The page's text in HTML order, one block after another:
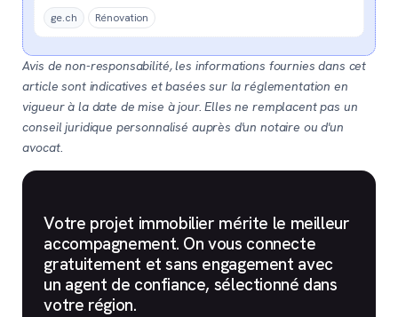
ge.ch Rénovation
Avis de non-responsabilité, les informations fournies dans cet
article sont indicatives et basées sur la réglementation en
vigueur à la date de mise à jour. Elles ne remplacent pas un
conseil juridique personnalisé auprès d'un notaire ou d'un
avocat.
Votre projet immobilier mérite le meilleur
accompagnement. On vous connecte
gratuitement et sans engagement avec
un agent de confiance, sélectionné dans
votre région.